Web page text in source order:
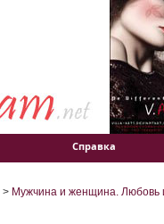
Справка
> Мужчина и женщина. Любовь